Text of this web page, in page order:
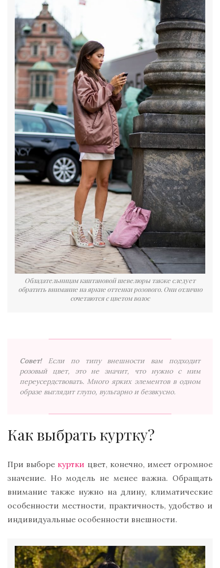
Обладательницам каштановой шевелюры также следует
обратить внимание на яркие оттенки розового. Они отлично
сочетаются с цветом волос
Совет!
Если по типу внешности вам подходит
розовый цвет, это не значит, что нужно с ним
переусердствовать. Много ярких элементов в одном
образе выглядит глупо, вульгарно и безвкусно.
Как выбрать куртку?
При выборе куртки цвет, конечно, имеет огромное
значение. Но модель не менее важна. Обращать
внимание также нужно на длину, климатические
особенности местности, практичность, удобство и
индивидуальные особенности внешности.